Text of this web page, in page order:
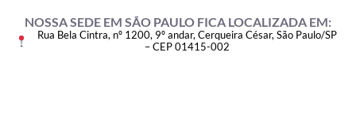
NOSSA SEDE EM SÃO PAULO FICA LOCALIZADA EM:
Rua Bela Cintra, nº 1200, 9º andar, Cerqueira César, São Paulo/SP
– CEP 01415-002